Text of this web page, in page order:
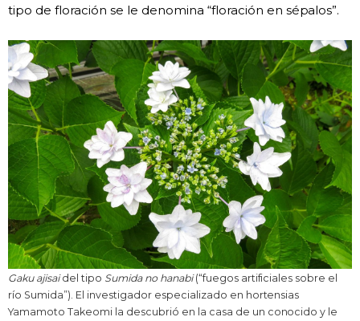
tipo de floración se le denomina “floración en sépalos”.
Gaku ajisaidel tipo Sumida no hanabi(“fuegos artificiales sobre el
río Sumida”). El investigador especializado en hortensias
Yamamoto Takeomi la descubrió en la casa de un conocido y le